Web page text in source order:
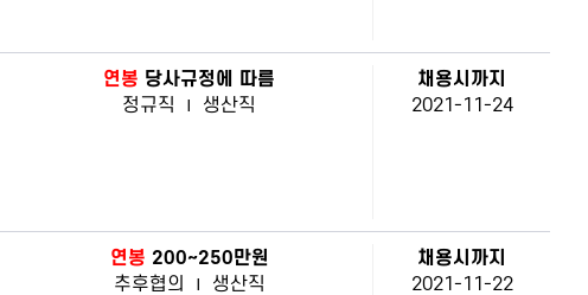
연봉 당사규정에 따름
정규직
| 생산직
채용시까지
2021-11-24
연봉 200~250만원
추후협의
| 생산직
채용시까지
2021-11-22